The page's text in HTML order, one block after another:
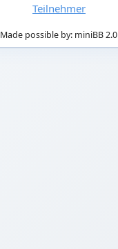
Teilnehmer
Made possible by: miniBB 2.0